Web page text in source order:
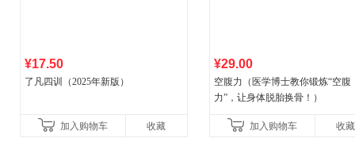
¥17.50
了凡四训（2025年新版）
加入购物车 收藏
¥29.00
空腹力（医学博士教你锻炼“空腹
力”，让身体脱胎换骨！）
加入购物车 收藏